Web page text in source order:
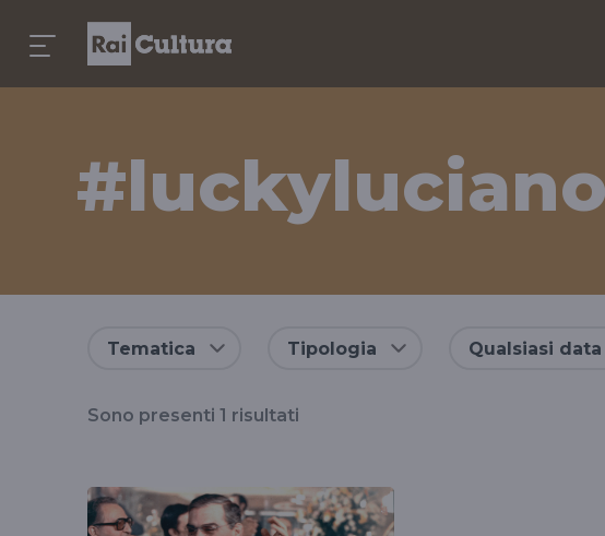
#luckyluciano
tag
Tematica Tipologia Qualsiasi data
Sono presenti 1 risultati